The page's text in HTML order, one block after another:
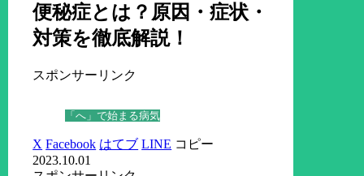
便秘症とは？原因・症状・
対策を徹底解説！
スポンサーリンク
「へ」で始まる病気
X Facebook はてブ LINE コピー
2023.10.01